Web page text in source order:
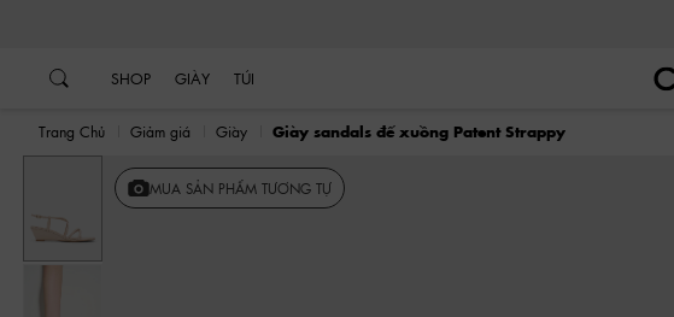
SHOP GIÀY TÚI
Trang Chủ Giảm giá Giày Giày sandals đế xuồng Patent Strappy
MUA SẢN PHẨM TƯƠNG TỰ